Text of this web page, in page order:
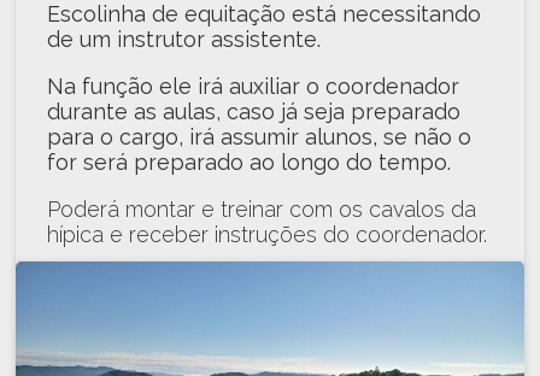
Escolinha de equitação está necessitando
de um instrutor assistente.
Na função ele irá auxiliar o coordenador
durante as aulas, caso já seja preparado
para o cargo, irá assumir alunos, se não o
for será preparado ao longo do tempo.
Poderá montar e treinar com os cavalos da
hípica e receber instruções do coordenador.
Adestramento/ cavalo/cce/dressage/equestre / equitação/